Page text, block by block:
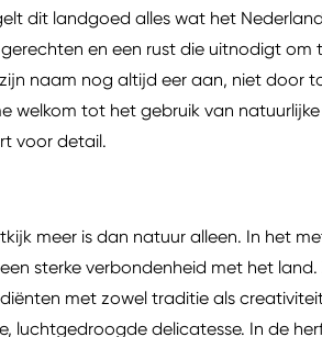
dit landgoed alles wat het
en een rust die uitnodigt
naam nog altijd eer aan, niet door
welkom tot het gebruik van
voor detail.
meer is dan natuur alleen. In het
sterke verbondenheid met het
met zowel traditie als
luchtgedroogde delicatesse. In de